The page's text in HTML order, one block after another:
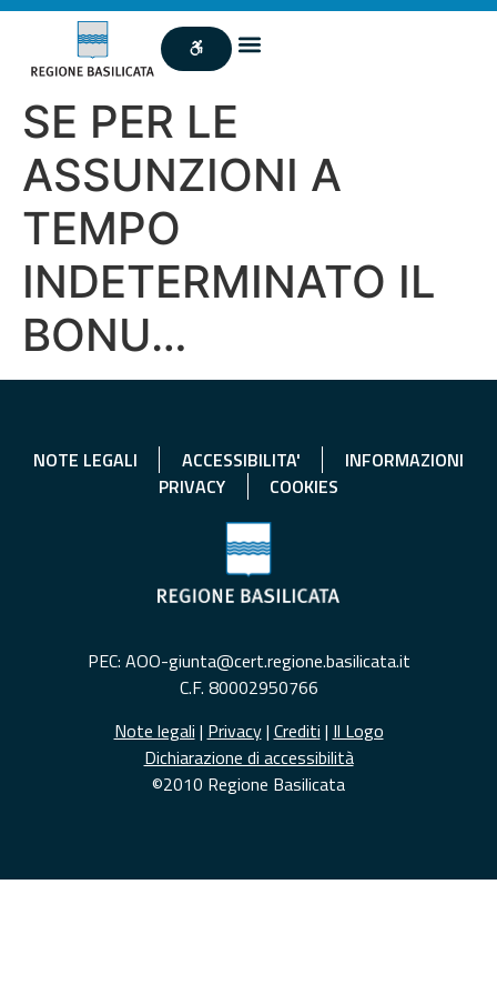
SE PER LE
ASSUNZIONI A
TEMPO
INDETERMINATO IL
BONU…
NOTE LEGALI ACCESSIBILITA'
INFORMAZIONI
PRIVACY
COOKIES
PEC: AOO-giunta@cert.regione.basilicata.it
C.F. 80002950766
Note legali | Privacy| Crediti | Il Logo
Dichiarazione di accessibilità
©2010 Regione Basilicata